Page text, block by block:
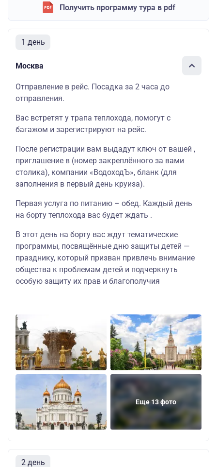
Получить программу тура в pdf
1 день
Москва
Отправление в рейс. Посадка за 2 часа до
отправления.
Вас встретят у трапа теплохода, помогут с
багажом и зарегистрируют на рейс.
После регистрации вам выдадут ключ от вашей ,
приглашение в (номер закреплённого за вами
столика), компании «ВодоходЪ», бланк (для
заполнения в первый день круиза).
Первая услуга по питанию – обед. Каждый день
на борту теплохода вас будет ждать .
В этот день на борту вас ждут тематические
программы, посвящённые дню защиты детей —
празднику, который призван привлечь внимание
общества к проблемам детей и подчеркнуть
особую защиту их прав и благополучия
Еще 13 фото
2 день